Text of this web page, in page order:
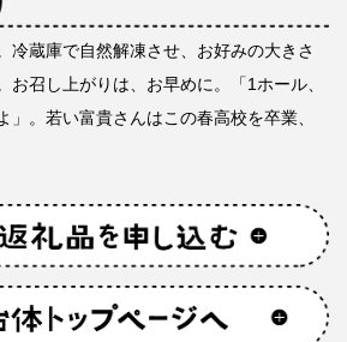
冷蔵庫で自然解凍させ、お好みの大きさ
お召し上がりは、お早めに。「1ホール、
」。若い富貴さんはこの春高校を卒業、